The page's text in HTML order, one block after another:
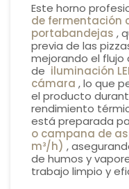
Este horno
de fermentación
portabandejas ,
previa de las
mejorando el flujo
de iluminación
cámara , lo que
el producto
rendimiento
está preparada
o campana de
m³/h) ,
de humos y
trabajo limpio y